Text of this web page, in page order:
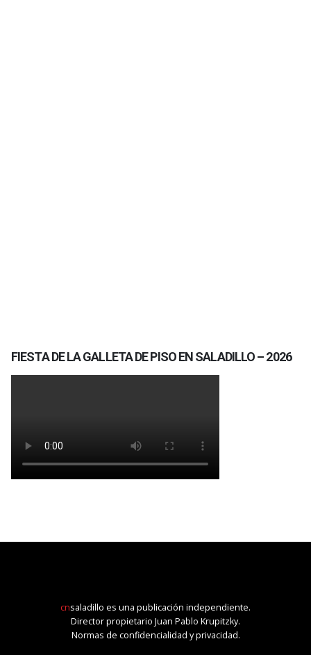
FIESTA DE LA GALLETA DE PISO EN SALADILLO – 2026
cnsaladillo es una publicación independiente.
Director propietario Juan Pablo Krupitzky.
Normas de confidencialidad y privacidad.